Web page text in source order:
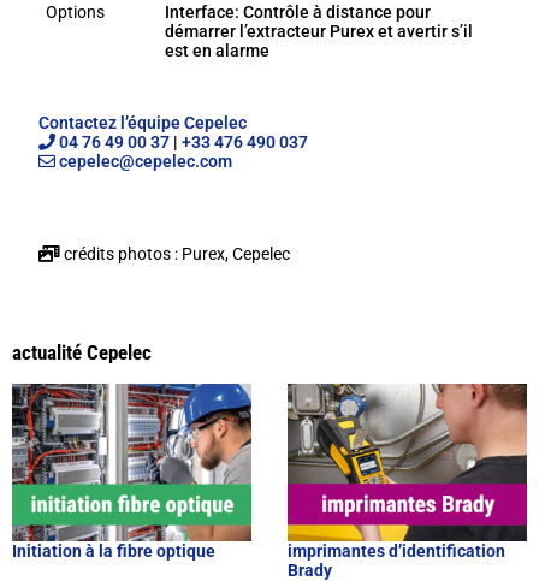
Options
Interface: Contrôle à distance pour
démarrer l’extracteur Purex et avertir s’il
est en alarme
Contactez l’équipe Cepelec
04 76 49 00 37 |+33 476 490 037
cepelec@cepelec.com
crédits photos : Purex, Cepelec
actualité Cepelec
Initiation à la fibre optique
imprimantes d’identification
Brady